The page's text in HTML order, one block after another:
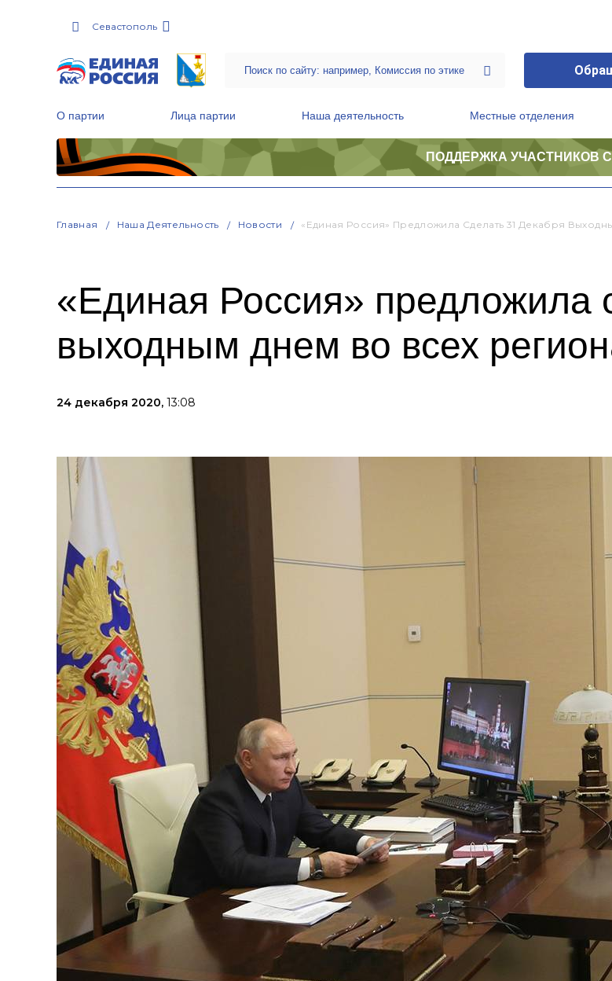
Севастополь
О партии Лица партии Наша деятельность Местные отделения
ПОДДЕРЖКА УЧАСТНИКОВ
Главная Наша Деятельность Новости «Единая Россия» Предложила Сделать 31 Декабря
«Единая Россия» предложила
выходным днем во всех
24 декабря 2020, 13:08